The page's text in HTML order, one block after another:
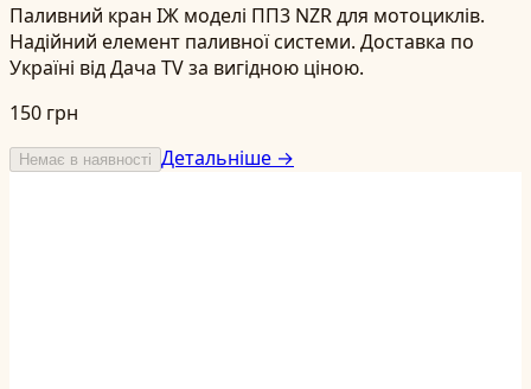
Паливний кран ІЖ моделі ПП3 NZR для мотоциклів.
Надійний елемент паливної системи. Доставка по
Україні від Дача TV за вигідною ціною.
150 грн
Немає в наявності Детальніше →